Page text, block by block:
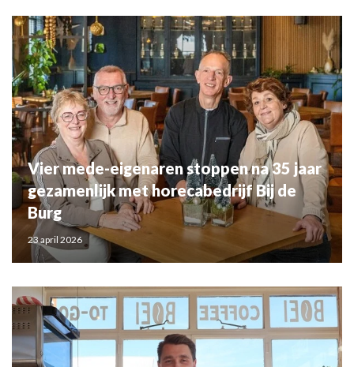
Vier mede-eigenaren stoppen na 35 jaar
gezamenlijk met horecabedrijf Bij de
Burg
23 april 2026